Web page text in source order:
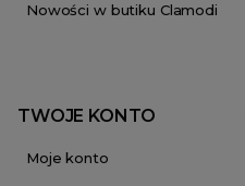
Nowości w butiku Clamodi
TWOJE KONTO
Moje konto